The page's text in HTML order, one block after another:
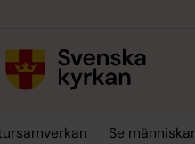
Se